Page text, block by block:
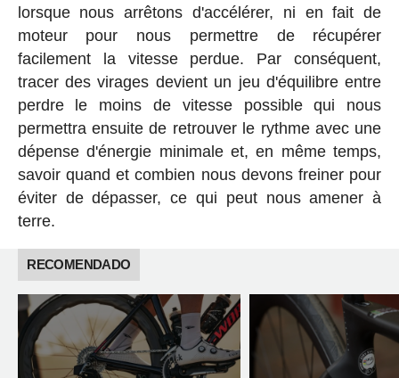
lorsque nous arrêtons d'accélérer, ni en fait de
moteur pour nous permettre de récupérer
facilement la vitesse perdue. Par conséquent,
tracer des virages devient un jeu d'équilibre entre
perdre le moins de vitesse possible qui nous
permettra ensuite de retrouver le rythme avec une
dépense d'énergie minimale et, en même temps,
savoir quand et combien nous devons freiner pour
éviter de dépasser, ce qui peut nous amener à
terre.
RECOMENDADO